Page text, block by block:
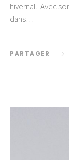
hivernal. Avec
dans…
PARTAGER